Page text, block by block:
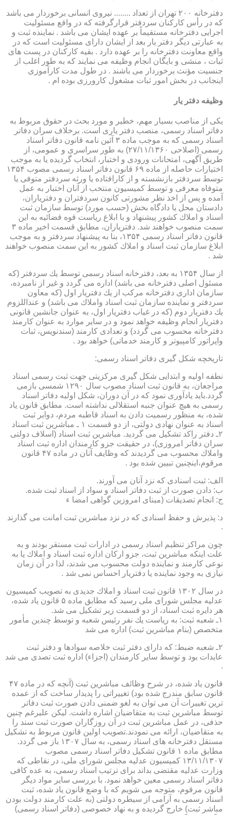
دفترخانه ۲۰۰ تهران از تعداد ........ نیروی انسانی برخوردار می باشد
که در رأس کارکنان سردفتر قرارگرفته که در واقع مسئولیت
اجرایی دفترخانه مستقیماً بر عهده ایشان می باشد . نماینده ثبت و
به عبارتی دیگر دفتر یار بعد از ایشان دارای مسئولیت است که در
واقع معاونت دفترخانه را بر عهده دارد . بقیه کارکنان در پست های
ثبات ، منشی و بایگان انجام وظیفه می نمایند که به طور اغلب از
جنسیت مؤنث برخوردار می باشند . در طول مدت کارآموزی
اینجانب در بخش امور ثبات مشغول کارورزی بوده ام .
وظیفه دفتر یار
یكی از مناصب بسیار مهم، خطیر و مورد بحث در حقوق مربوط به
دفاتر اسناد رسمی، منصب دفتر یاری است. برخلاف سران دفاتر
اسناد رسمی كه به موجب ماده ۳ آئین نامه قانون دفاتر اسناد
رسمی (اصلاحی ۲۷/۱۱/۱۳۶۰) به طور سراسری و عمومی، از
طریق آگهی، امتحانات ورودی و اختبار، انتخاب گردیده یا به موجب
اختیارات حاصله از ماده ۶۹ قانون دفاتر اسناد رسمی مصوب ۱۳۵۴
توسط سردفتر بازنشسته و از كارافتاده یا ورثه سردفتر متوفی یا
متوفاه معرفی و توسط كمیسیون منتخب از آنان اختبار به عمل
آمده و پس از اخذ نظر مشورتی كانون سردفتران و دفتریاران،
دادستان محل یا دادگاه بخش (حسب مورد) توسط سازمان ثبت
اسناد و املاك كشور پیشنهاد و با ابلاغ ریاست قوه قضائیه به این
سمت منصوب خواهند شد. دفتریاران، مطابق قسمت اخیر ماده ۳
قانون دفاتر اسناد رسمی ۱۳۵۴، بنا به پیشنهاد سردفتر و به موجب
ابلاغ سازمان ثبت اسناد و املاك كشور به این سمت منصوب خواهند
شد .
از سال ۱۳۵۴ به بعد، دفترخانه اسناد رسمی توسط یك سردفتر (كه
مسئول اصلی دفترخانه می باشد) اداره می گردد و غیر از نامبرده،
سازمان اداری دفترخانه مركب از یك دفتریار اول (كه معاون
سردفتر و نماینده سازمان ثبت اسناد واملاك می باشد) و عنداللزوم
یك دفتریار دوم (كه در غیاب دفتریار اول، به عنوان جانشین قانونی
دفتریار انجام وظیفه خواهد نمود و در سایر موارد به عنوان كارمند
دفترخانه محسوب می گردد) و تعدادی كارمند (سندنویس، ثبات
واپراتور كامپیوتر و كارمند خدماتی) خواهد بود .
تاریخچه شكل گیری دفاتر اسناد رسمی:
نطفه اولیه و ابتدایی شكل گیری مركزیتی جهت ثبت رسمی اسناد
مراجعان، به قانون ثبت اسناد مصوب سال ۱۲۹۰ شمسی بازمی
گردد.باید یادآوری نمود كه در آن دوران، شكل اولیه دفاتر اسناد
رسمی به هیچ عنوان جنبه استقلالی نداشته است. مطابق قانون یاد
شده، به منظور رسمیت دادن به اسناد قاطبه مردم، دوایر ثبت
اسناد به عنوان نهادی دولتی، از دو قسمت ۱ ـ مباشرین ثبت اسناد
۲ـ دفتر راكد تشكیل می گردید. مباشرین ثبت اسناد (اسلاف دولتی
سران دفاتر امروزی)، در حقیقت جزو كارمندان اداره ثبت اسناد
واملاك محسوب می گردیدند كه وظایف آنان در ماده ۴۷ قانون
مرقوم،اینچنین تبیین شده بود .
الف: ثبت اسنادی كه نزد آنان می آورند.
ب: دادن صورت از ثبت دفاتر اسناد و سواد از اسناد ثبت شده.
ج: انجام تصدیقات (مبنای امروزین گواهی امضا ء
د: پذیرش و حفظ اسنادی كه در نزد مباشرین ثبت امانت می گذارند
.
چون مراكز تنظیم اسناد رسمی در ادارات ثبت مستقر بودند و به
علت اینكه مباشرین ثبت، جزو اركان اداره ثبت اسناد و املاك یا به
نوعی كارمند و نماینده دولت محسوب می شدند، لذا در آن زمان
نیازی به وجود نماینده یا دفتریار احساس نمی شد .
در سال ۱۳۰۲ قانون ثبت اسناد و املاك جدیدی به تصویب كمیسیون
عدلیه مجلس شورای ملی رسید كه مطابق ماده ۵ قانون یاد شده،
هر دایره ثبت اسناد، از دو قسمت زیر تشكیل می شد.
۱ـ شعبه ثبت: به ریاست یك نفر رئیس شعبه و توسط چندین مأمور
متخصص (بنام مباشرین ثبت) اداره می شد
۲ـ شعبه ضبط: كه دارای دفتر ثبت خلاصه سوادها و دفتر ثبت
عایدات بود و توسط سایر كارمندان (اجزاء) اداره ثبت تصدی می شد
.
قانون یاد شده، در شرح وظائف مباشرین ثبت (آنچه كه در ماده ۴۷
قانون سابق مندرج شده بود) تغییراتی را پدیدار ساخت كه از عمده
ترین تغییرات آن می توان به لغو ضمنی دادن صورت ثبت دفاتر
توسط مباشرین ثبت به متقاضیان اشاره داشت. لیكن علیرغم چنین
حذفی، در عمل مباشرین ثبت در آن روزگاران صورت ثبت سند را
به متقاضیان، ارائه می نمودند.تصویب اولین قانون مربوط به تشكیل
مستقل دفترخانه های اسناد رسمی، به سال ۱۳۰۷ باز می گردد.
مطابق ماده ۱ قانون تشكیل دفاتر اسناد رسمی مصوب
۱۳/۱۱/۱۳۰۷ كمیسیون عدلیه مجلس شورای ملی، در نقاطی كه
وزارت عدلیه مقتضی بداند برای ترتیب اسناد رسمی، به عده كافی
دفاتر اسناد رسمی معین خواهد نمود. با بررسی سایر مواد دیگر
قانون مرقوم، متوجه می شویم كه با وضع قانون یاد شده، ثبت
اسناد رسمی به آرامی از سیطره دولتی (به علت كارمند دولت بودن
مباشر ثبت) خارج گردیده و به نهاد خصوصی (دفاتر اسناد رسمی)